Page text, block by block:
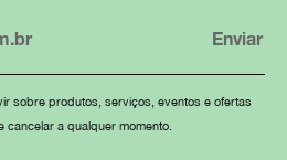
sobre produtos, serviços, eventos e ofertas
cancelar a qualquer momento.